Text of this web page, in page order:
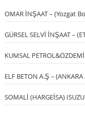
OMAR İNŞAAT – (Yozgat
GÜRSEL SELVİ İNŞAAT –
KUMSAL
ELF BETON A.Ş –
SOMALİ (HARGEİSA)